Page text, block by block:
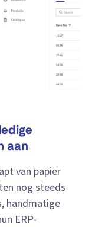
aan
van papier
nog steeds
handmatige
ERP-